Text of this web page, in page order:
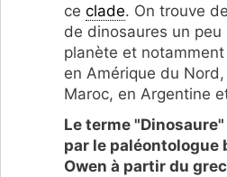
ce clade. On trouve
de dinosaures un
planète et
en Amérique du
Maroc, en Argentine
Le terme
par le paléontologue
Owen à partir du